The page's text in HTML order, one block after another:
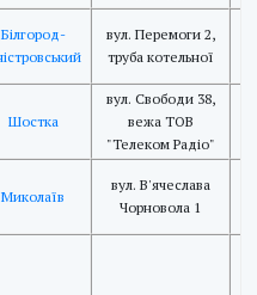
Білгород-
вул. Перемоги 2,
труба котельної
Шостка
вул. Свободи 38,
вежа ТОВ
"Телеком Радіо"
Миколаїв
вул. В'ячеслава
Чорновола 1